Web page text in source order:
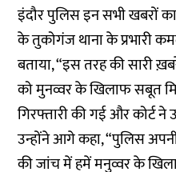
इंदौर पुलिस इन सभी खबरों
के तुकोगंज थाना के प्रभारी
बताया, “इस तरह की सारी
को मुनव्वर के खिलाफ सबूत
गिरफ्तारी की गई और कोर्ट
उन्होंने आगे कहा, “पुलिस
की जांच में हमें मनुव्वर के